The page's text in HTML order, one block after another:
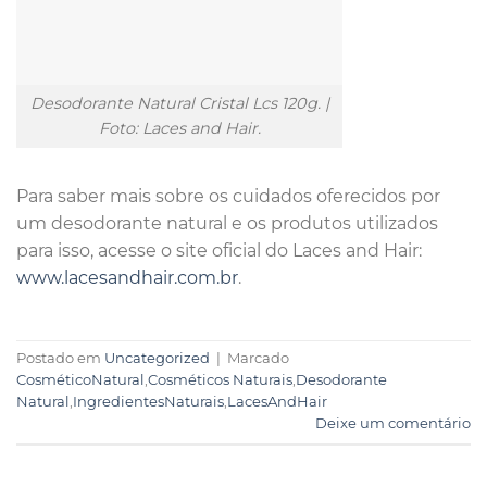
Desodorante Natural Cristal Lcs 120g. |
Foto: Laces and Hair.
Para saber mais sobre os cuidados oferecidos por
um desodorante natural e os produtos utilizados
para isso, acesse o site oficial do Laces and Hair:
www.lacesandhair.com.br.
Postado em Uncategorized
Marcado
CosméticoNatural ,Cosméticos Naturais,Desodorante
Natural ,IngredientesNaturais,LacesAndHair
Deixe um comentário